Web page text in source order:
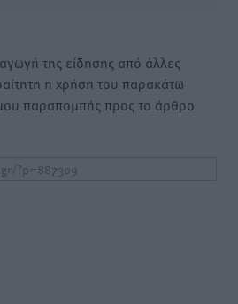
της είδησης από άλλες
η χρήση του παρακάτω
παραπομπής προς το άρθρο